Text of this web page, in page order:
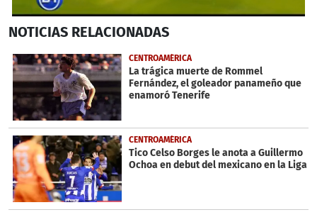
seconds
44
seconds
NOTICIAS RELACIONADAS
CENTROAMÉRICA
La trágica muerte de Rommel
Fernández, el goleador panameño que
enamoró Tenerife
CENTROAMÉRICA
Tico Celso Borges le anota a Guillermo
Ochoa en debut del mexicano en la Liga